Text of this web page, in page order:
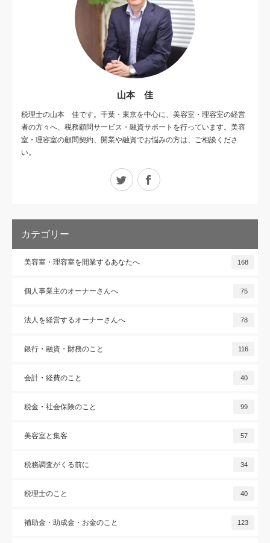
山本 佳
税理士の山本 佳です。千葉・東京を中心に、美容室・理容室の経営
者の方々へ、税務顧問サービス・融資サポートを行っています。美容
室・理容室の顧問契約、開業や融資でお悩みの方は、ご相談くださ
い。
Twitter Facebook
カテゴリー
美容室・理容室を開業するあなたへ 168
個人事業主のオーナーさんへ 75
法人を経営するオーナーさんへ 78
銀行・融資・財務のこと 116
会計・経費のこと 40
税金・社会保険のこと 99
美容室と集客 57
税務調査がくる前に 34
税理士のこと 40
補助金・助成金・お金のこと 123